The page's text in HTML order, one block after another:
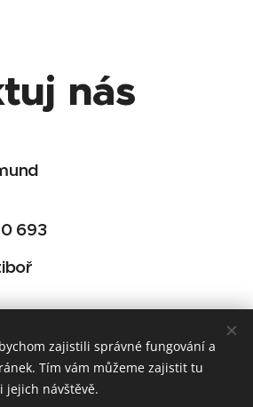
nás
693
zajistili správné fungování a
Tím vám můžeme zajistit tu
jejich návštěvě.